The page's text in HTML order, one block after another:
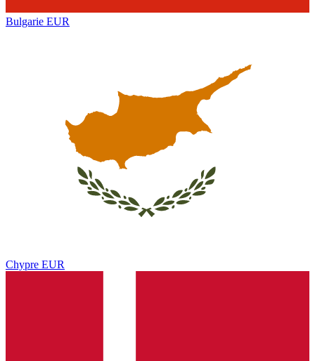
Bulgarie EUR
Chypre EUR